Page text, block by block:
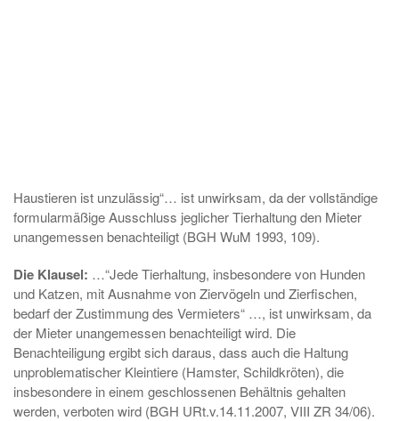
Haustieren ist unzulässig“… ist unwirksam, da der vollständige
formularmäßige Ausschluss jeglicher Tierhaltung den Mieter
unangemessen benachteiligt (BGH WuM 1993, 109).
Die Klausel: …“Jede Tierhaltung, insbesondere von Hunden
und Katzen, mit Ausnahme von Ziervögeln und Zierfischen,
bedarf der Zustimmung des Vermieters“ …, ist unwirksam, da
der Mieter unangemessen benachteiligt wird. Die
Benachteiligung ergibt sich daraus, dass auch die Haltung
unproblematischer Kleintiere (Hamster, Schildkröten), die
insbesondere in einem geschlossenen Behältnis gehalten
werden, verboten wird (BGH URt.v.14.11.2007, VIII ZR 34/06).